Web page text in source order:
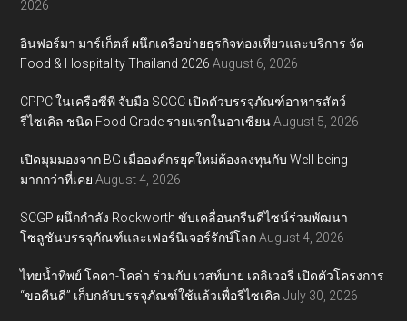
2026
อินฟอร์มา มาร์เก็ตส์ ผนึกเครือข่ายธุรกิจท่องเที่ยวและบริการ จัด
Food & Hospitality Thailand 2026 August 6, 2026
CPPC ในเครือซีพี จับมือ SCGC เปิดตัวบรรจุภัณฑ์อาหารสัตว์
รีไซเคิล ชนิด Food Grade รายแรกในอาเซียน August 5, 2026
เปิดมุมมองจาก BG เมื่อองค์กรยุคใหม่ต้องลงทุนกับ Well-being
มากกว่าที่เคย August 4, 2026
SCGP ผนึกกำลัง Rockworth ขับเคลื่อนกรีนดีไซน์ร่วมพัฒนา
โซลูชันบรรจุภัณฑ์และเฟอร์นิเจอร์รักษ์โลก August 4, 2026
ไทยน้ำทิพย์ โคคา-โคล่า ร่วมกับ เวสท์บาย เดลิเวอรี่ เปิดตัวโครงการ
“ขอคืนดี” เก็บกลับบรรจุภัณฑ์ใช้แล้วเพื่อรีไซเคิล July 30, 2026